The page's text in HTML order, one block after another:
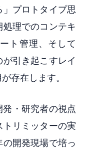
プロトタイプ思
理でのコンテキ
ト管理、そして
が引き起こすレイ
存在します。
・研究者の視点
リミッターの実
開発現場で培っ